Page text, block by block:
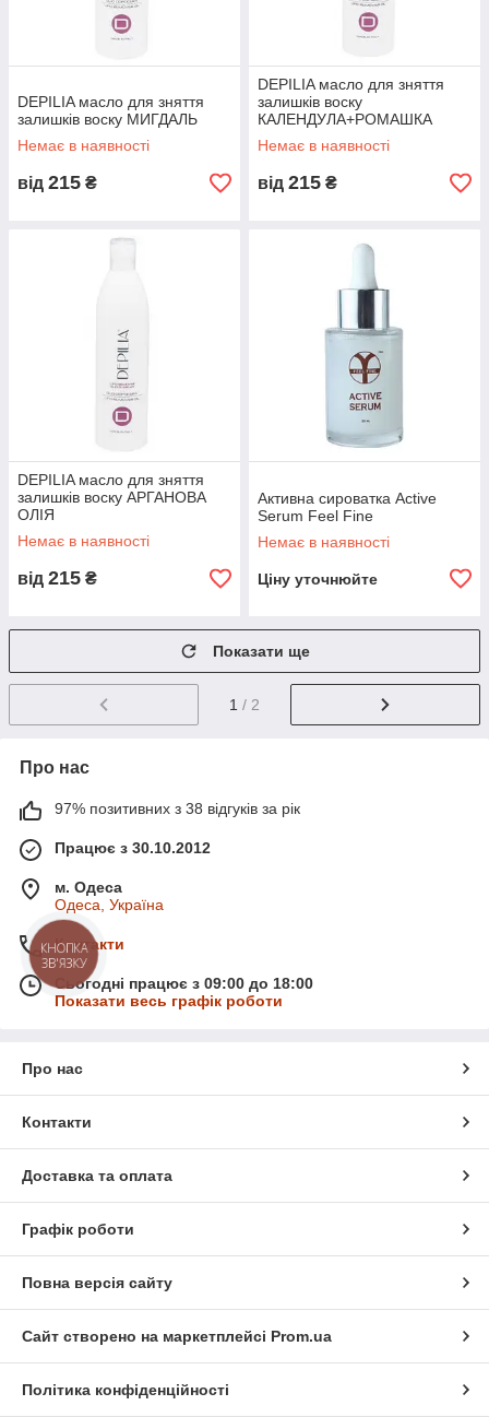
DEPILIA масло для зняття
залишків воску МИГДАЛЬ
Немає в наявності
від 215 ₴
DEPILIA масло для зняття
залишків воску
КАЛЕНДУЛА+РОМАШКА
Немає в наявності
від 215 ₴
DEPILIA масло для зняття
залишків воску АРГАНОВА
ОЛІЯ
Немає в наявності
від 215 ₴
Активна сироватка Active
Serum Feel Fine
Немає в наявності
Ціну уточнюйте
Показати ще
1 / 2
Про нас
97% позитивних з 38 відгуків за рік
Працює з 30.10.2012
м. Одеса
Одеса, Україна
Контакти
Сьогодні працює з 09:00 до 18:00
Показати весь графік роботи
Про нас
Контакти
Доставка та оплата
Графік роботи
Повна версія сайту
Сайт створено на маркетплейсі Prom.ua
Політика конфіденційності
КНОПКА
ЗВ'ЯЗКУ